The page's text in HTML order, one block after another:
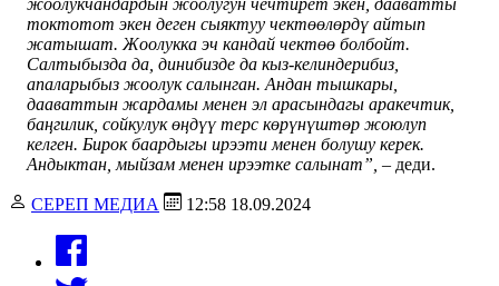
токтотот экен деген сыяктуу чектөөлөрдү айтып
жатышат. Жоолукка эч кандай чектөө болбойт.
Салтыбызда да, динибизде да кыз-келиндерибиз,
апаларыбыз жоолук салынган. Андан тышкары,
дааваттын жардамы менен эл арасындагы аракечтик,
баңгилик, сойкулук өңдүү терс көрүнүштөр жоюлуп
келген. Бирок баардыгы ирээти менен болушу керек.
Андыктан, мыйзам менен ирээтке салынат”, – деди.
СЕРЕП МЕДИА 12:58 18.09.2024